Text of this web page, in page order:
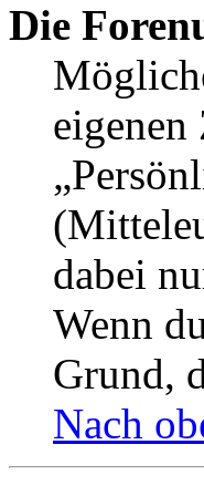
Die
dabei
Wenn
Grund,
Nach